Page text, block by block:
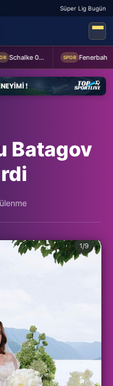
Süper Lig Bugün
Schalke 04 Edin Dzeko ile 1 yıllık yeni sözleşme imzaladı SPOR Fenerbahçe 2-0 Sturm Graz (MAÇTAN KARELER)
Batagov